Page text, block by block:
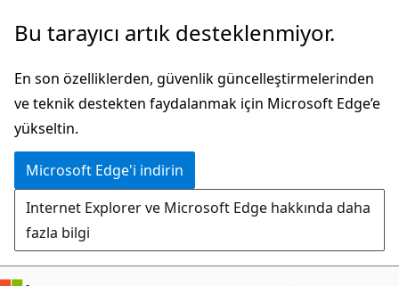
Ana
atla
Bu tarayıcı artık desteklenmiyor.
En son özelliklerden, güvenlik güncelleştirmelerinden
ve teknik destekten faydalanmak için Microsoft Edge’e
yükseltin.
Microsoft Edge'i indirin
Internet Explorer ve Microsoft Edge hakkında daha
fazla bilgi